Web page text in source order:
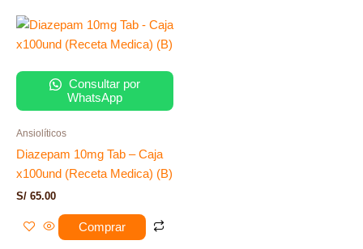
Consultar por
WhatsApp
Ansiolíticos
Diazepam 10mg Tab – Caja
x100und (Receta Medica) (B)
S/ 65.00
Comprar